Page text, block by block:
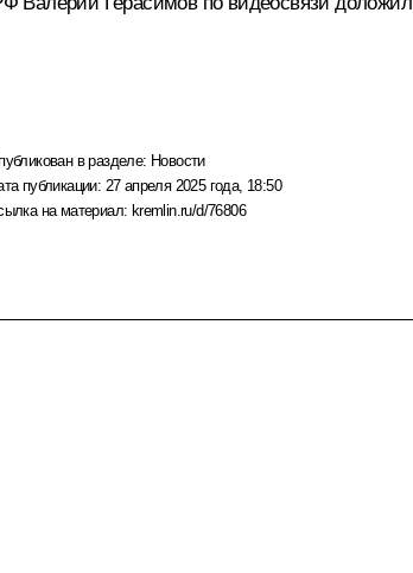
в разделе: Новости
публикации: 27 апреля 2025 года, 18:50
на материал: kremlin.ru/d/76806